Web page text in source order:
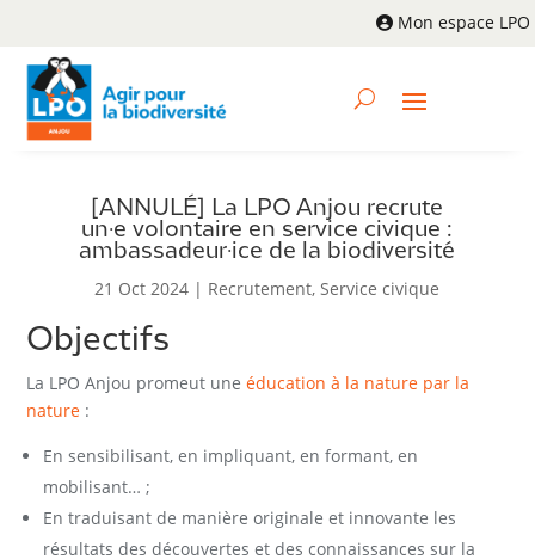
Mon espace LPO
[ANNULÉ] La LPO Anjou recrute
un·e volontaire en service civique :
ambassadeur·ice de la biodiversité
21 Oct 2024 | Recrutement,Service civique
Objectifs
La LPO Anjou promeut uneéducation à la nature par la
nature :
En sensibilisant, en impliquant, en formant, en
mobilisant… ;
En traduisant de manière originale et innovante les
résultats des découvertes et des connaissances sur la